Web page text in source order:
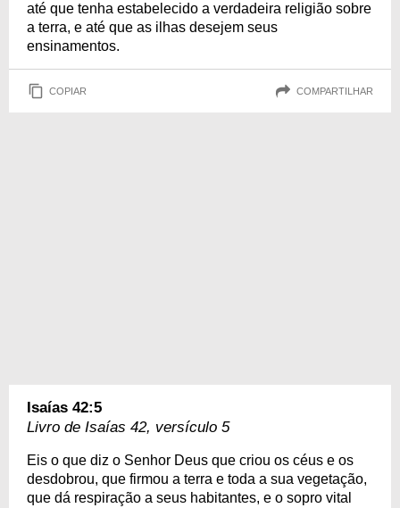
até que tenha estabelecido a verdadeira religião sobre
a terra, e até que as ilhas desejem seus
ensinamentos.
COPIAR COMPARTILHAR
Isaías 42:5
Livro de Isaías 42, versículo 5
Eis o que diz o Senhor Deus que criou os céus e os
desdobrou, que firmou a terra e toda a sua vegetação,
que dá respiração a seus habitantes, e o sopro vital